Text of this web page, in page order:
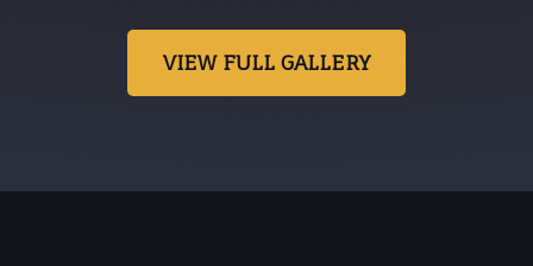
VIEW FULL GALLERY